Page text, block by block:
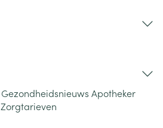
Gezondheidsnieuws Apotheker
Zorgtarieven